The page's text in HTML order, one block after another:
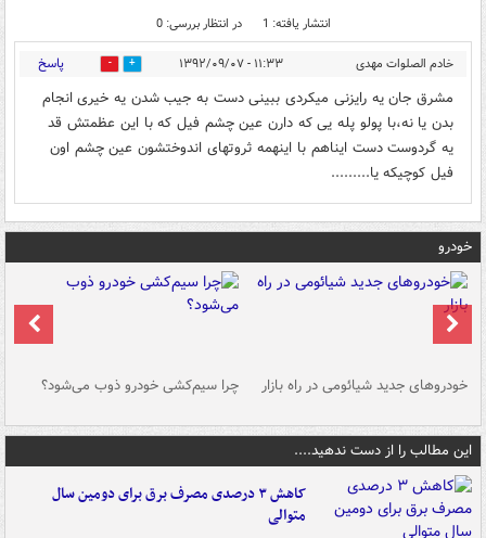
انتشار یافته: 1 در انتظار بررسی: 0
خادم الصلوات مهدی ۱۱:۳۳ - ۱۳۹۲/۰۹/۰۷ 0 پاسخ
مشرق جان یه رایزنی میکردی ببینی دست به جیب شدن یه خیری انجام
بدن یا نه،با پولو پله یی که دارن عین چشم فیل که با این عظمتش قد
یه گردوست دست ایناهم با اینهمه ثروتهای اندوختشون عین چشم اون
فیل کوچیکه یا.........
خودرو
خودروهای جدید شیائومی در راه بازار چرا سیم‌کشی خودرو ذوب می‌شود؟
این مطالب را از دست ندهید....
کاهش ۳ درصدی مصرف برق برای دومین سال
متوالی